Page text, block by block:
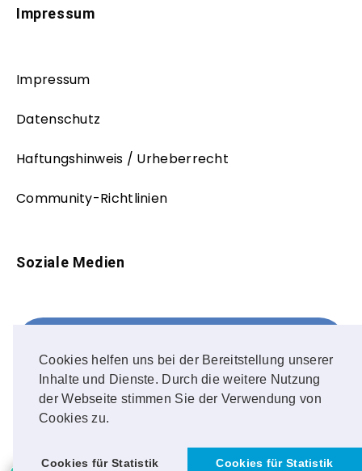
Cookies helfen uns bei der Bereitstellung unserer
Inhalte und Dienste. Durch die weitere Nutzung
der Webseite stimmen Sie der Verwendung von
Cookies zu.
Cookies für Statistik Cookies für Statistik
Impressum
Impressum
Datenschutz
Haftungshinweis / Urheberrecht
Community-Richtlinien
Soziale Medien
FOLLOW ME!
Instagram
OUR PHOTOS!